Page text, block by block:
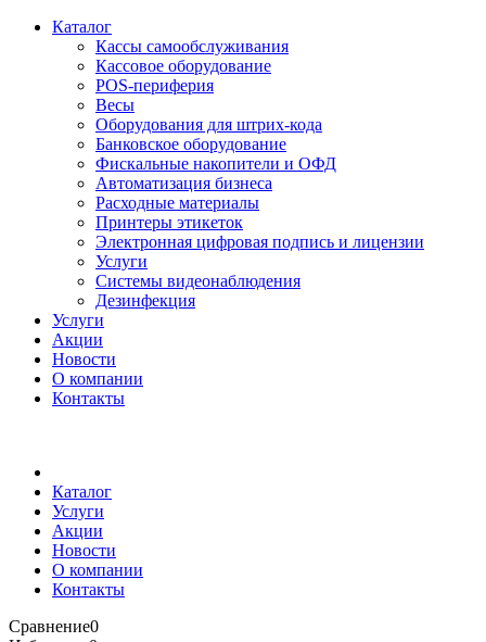
Каталог
Кассы самообслуживания
Кассовое оборудование
POS-периферия
Весы
Оборудования для штрих-кода
Банковское оборудование
Фискальные накопители и ОФД
Автоматизация бизнеса
Расходные материалы
Принтеры этикеток
Электронная цифровая подпись и лицензии
Услуги
Системы видеонаблюдения
Дезинфекция
Услуги
Акции
Новости
О компании
Контакты
Каталог
Услуги
Акции
Новости
О компании
Контакты
Сравнение0